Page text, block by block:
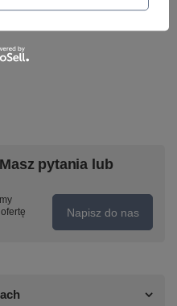
pytania lub
Napisz do nas